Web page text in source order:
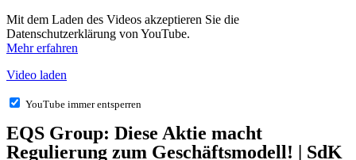
Mit dem Laden des Videos akzeptieren Sie die
Datenschutzerklärung von YouTube.
Mehr erfahren
Video laden
YouTube immer entsperren
EQS Group: Diese Aktie macht
Regulierung zum Geschäftsmodell! | SdK